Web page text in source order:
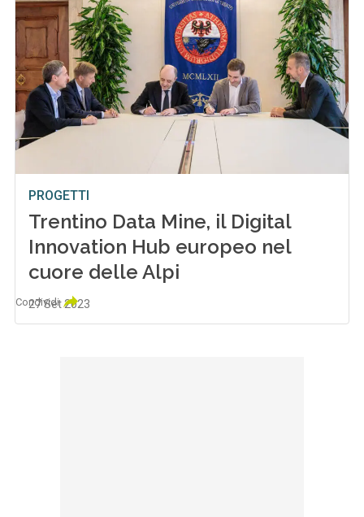
PROGETTI
Trentino Data Mine, il Digital
Innovation Hub europeo nel
cuore delle Alpi
27 Set 2023
Condividi